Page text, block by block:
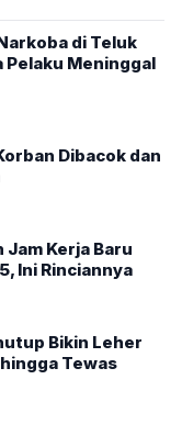
di Teluk
Pelaku Meninggal
Dibacok dan
Kerja Baru
Ini Rinciannya
Bikin Leher
Tewas